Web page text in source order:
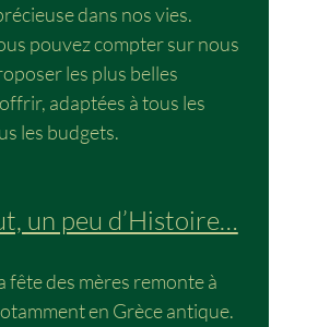
dans nos vies.
les plus belles
adaptées à tous les
les budgets.
un peu d’Histoire…
fête des mères remonte à
en Grèce antique.